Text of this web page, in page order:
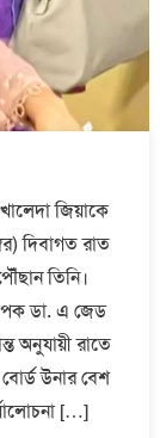
জিয়াকে
দিবাগত রাত
তিনি।
ডা. এ জেড
অনুযায়ী রাতে
উনার বেশ
[…]